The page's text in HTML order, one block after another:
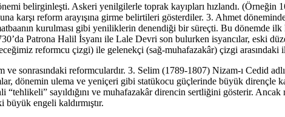
belirginleşti. Askeri yenilgilerle toprak kayıpları hızlandı.
karşı reform arayışına girme belirtileri gösterdiler. 3. Ahmet
kurulması gibi yeniliklerin denendiği bir süreçti. Bu dönemde ilk
Patrona Halil İsyanı ile Lale Devri son bulurken isyancılar, eski
reformcu çizgi) ile gelenekçi (sağ-muhafazakâr) çizgi arasındaki
ve sonrasındaki reformculardır. 3. Selim (1789-1807) Nizam-ı Cedid
dönemin ulema ve yeniçeri gibi statükocu güçlerinde büyük dirençle
“tehlikeli” sayıldığını ve muhafazakâr direncin sertliğini gösterir.
engeli kaldırmıştır.